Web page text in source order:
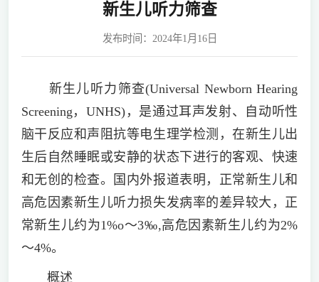
新生儿听力筛查
发布时间：2024年1月16日
新生儿听力筛查(Universal Newborn Hearing
Screening，UNHS)，是通过耳声发射、自动听性
脑干反应和声阻抗等电生理学检测，在新生儿出
生后自然睡眠或安静的状态下进行的客观、快速
和无创的检查。国内外报道表明，正常新生儿和
高危因素新生儿听力损失发病率的差异较大，正
常新生儿约为1%o～3‰,高危因素新生儿约为2%
～4%。
概述